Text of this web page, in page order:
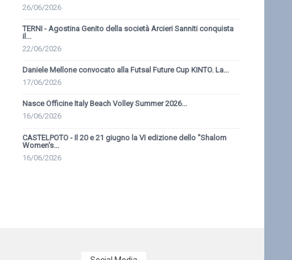
26/06/2026
TERNI - Agostina Genito della società Arcieri Sanniti conquista
il...
22/06/2026
Daniele Mellone convocato alla Futsal Future Cup KINTO. La...
17/06/2026
Nasce Officine Italy Beach Volley Summer 2026...
16/06/2026
CASTELPOTO - Il 20 e 21 giugno la VI edizione dello ''Shalom
Women's...
16/06/2026